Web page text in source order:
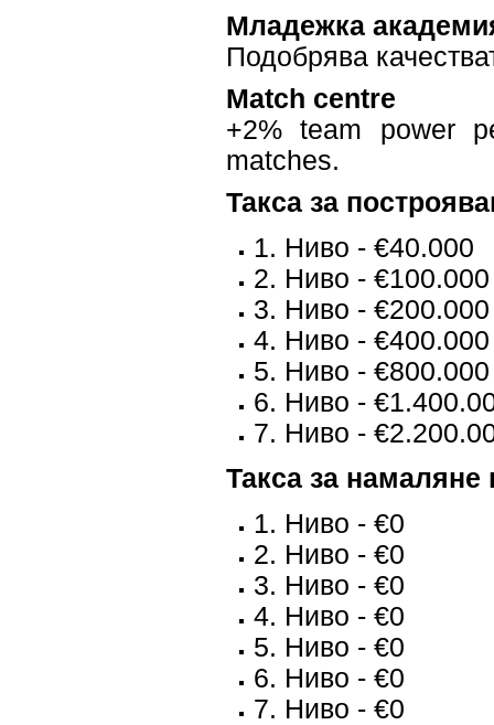
Младежка
Подобрява
Match centre
+2% team power
matches.
Такса за
1. Ниво - €40.000
2. Ниво - €100.000
3. Ниво - €200.000
4. Ниво - €400.000
5. Ниво - €800.000
6. Ниво -
7. Ниво -
Такса за намаляне
1. Ниво - €0
2. Ниво - €0
3. Ниво - €0
4. Ниво - €0
5. Ниво - €0
6. Ниво - €0
7. Ниво - €0